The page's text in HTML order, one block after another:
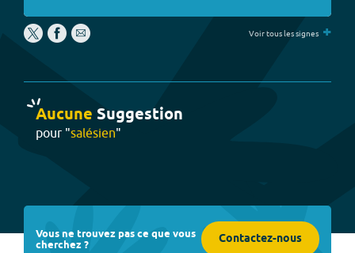
Voir tous les signes +
Aucune Suggestion
pour "salésien"
Vous ne trouvez pas ce que vous
cherchez ? Contactez-nous